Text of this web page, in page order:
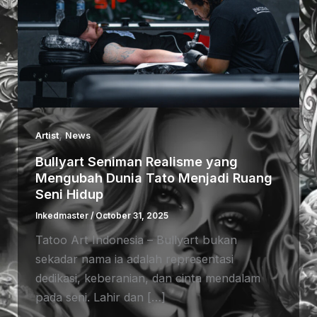
Artist,News
Bullyart Seniman Realisme yang
Mengubah Dunia Tato Menjadi Ruang
Seni Hidup
Inkedmaster /October 31, 2025
Tatoo Art Indonesia – Bullyart bukan
sekadar nama ia adalah representasi
dedikasi, keberanian, dan cinta mendalam
pada seni. Lahir dan […]